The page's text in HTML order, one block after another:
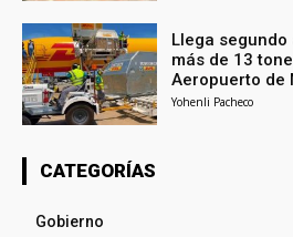
Llega
más de 13
Aeropuerto de
Yohenli Pacheco
CATEGORÍAS
Gobierno